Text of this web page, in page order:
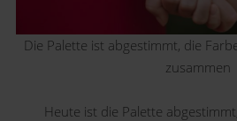
Die Palette ist abgestimmt, die
zusammen
Heute ist die Palette